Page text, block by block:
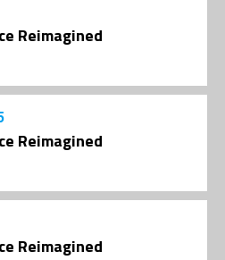
Reimagined
Reimagined
Reimagined